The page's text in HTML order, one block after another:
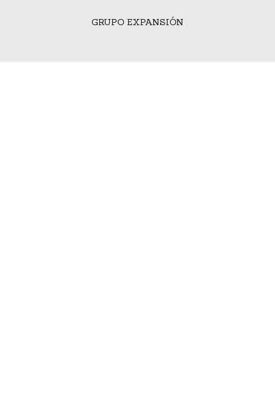
GRUPO EXPANSIÓN